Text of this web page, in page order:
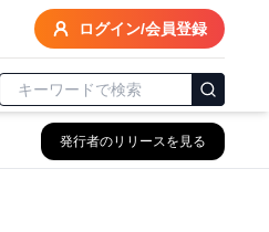
ログイン/会員登録
発行者のリリースを見る